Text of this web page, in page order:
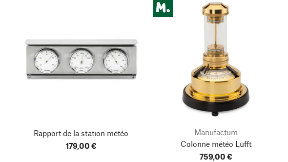
Rapport de la station météo
179,00 €
Manufactum
Colonne météo Lufft
759,00 €